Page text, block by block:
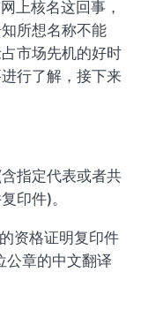
上核名这回事，
所想名称不能
市场先机的好时
行了解，接下来
指定代表或者共
印件)。
资格证明复印件
公章的中文翻译